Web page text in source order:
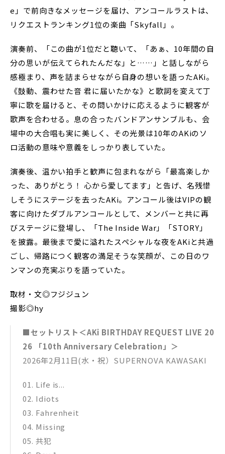
e」で前向きなメッセージを届け、アンコールラストは、
リクエストランキング1位の楽曲「Skyfall」。
演奏前、「この曲が1位だと聴いて、「あぁ、10年間の自
分の思いが伝えてられたんだな」と……」と話しながら
感極まり、声を詰まらせながら自身の想いを語ったAKi。
《鼓動、震わせた音 君に届いたかな》と歌詞を変えて丁
寧に歌を届けると、その問いかけに応えるように観客が
歌声を合わせる。息の合ったバンドアンサンブルも、会
場中の大合唱も実に美しく、その光景は10年のAKiのソ
ロ活動の意味や意義をしっかり表していた。
演奏後、温かい拍手と歓声に包まれながら「最高楽しか
った、ありがとう！ 心から愛してます」と告げ、名残惜
しそうにステージを去ったAKi。アンコール後はVIPの観
客に向けたダブルアンコールとして、メンバーと共に再
びステージに登場し、「The Inside War」「STORY」
を披露。最後まで愛に溢れたスペシャルな夜をAKiと共過
ごし、帰路につく観客の満足そうな笑顔が、この日のワ
ンマンの充実ぶりを語っていた。
取材・文◎フジジュン
撮影◎hy
■セットリスト＜AKi BIRTHDAY REQUEST LIVE 20
26 「10th Anniversary Celebration」＞
2026年2月11日(水・祝）SUPERNOVA KAWASAKI
01​. Life is​.​.​.
02​. Idiots
03​. Fahrenheit
04​. Missing
05​. 共犯